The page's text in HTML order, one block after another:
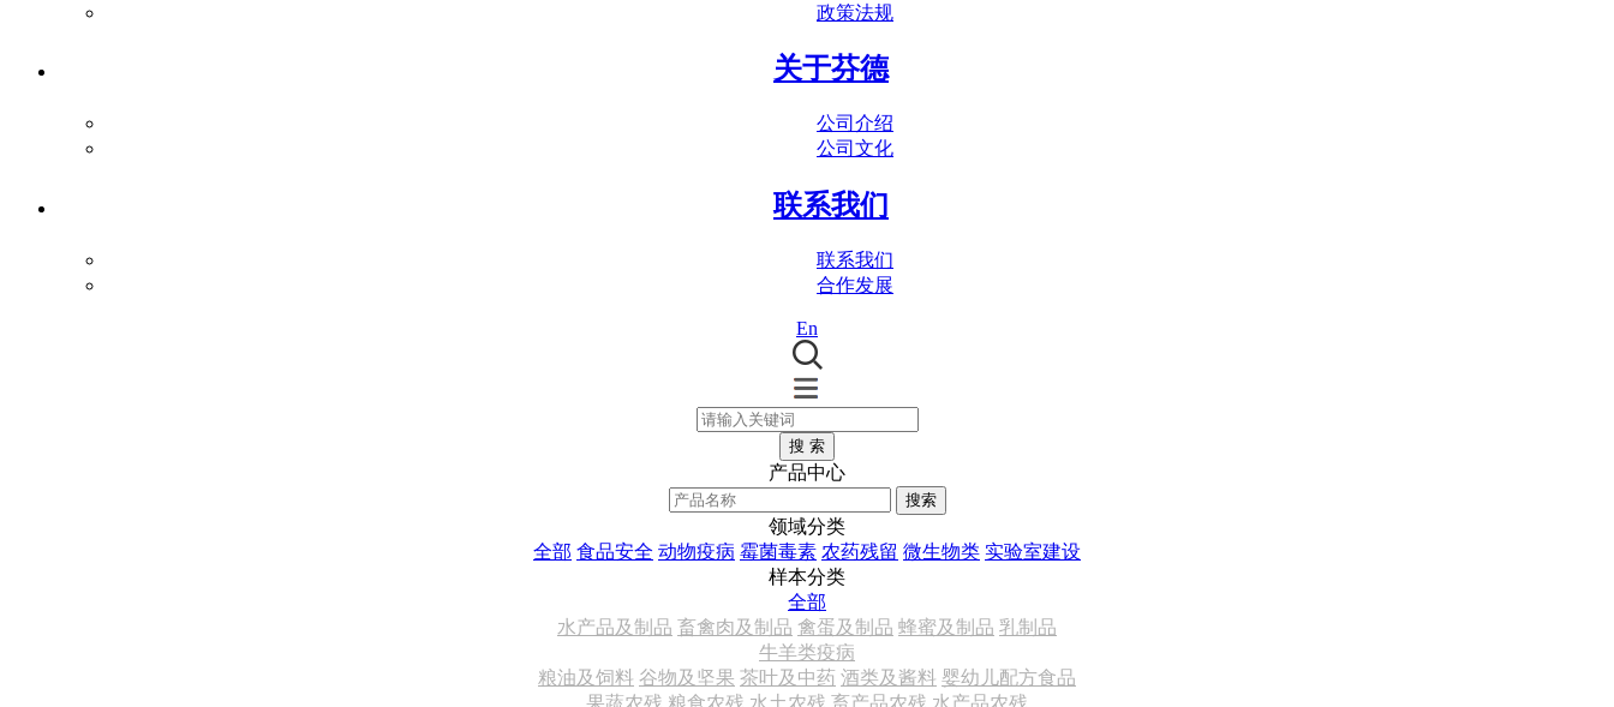
政策法规
关于芬德
公司介绍
公司文化
联系我们
联系我们
合作发展
En
搜 索
产品中心
搜索
领域分类
全部 食品安全 动物疫病 霉菌毒素 农药残留 微生物类 实验室建设
样本分类
全部
水产品及制品 畜禽肉及制品 禽蛋及制品 蜂蜜及制品 乳制品
牛羊类疫病
粮油及饲料 谷物及坚果 茶叶及中药 酒类及酱料 婴幼儿配方食品